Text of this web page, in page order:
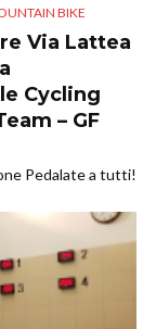
BIKE
Via Lattea
Cycling
– GF
Pedalate a tutti!